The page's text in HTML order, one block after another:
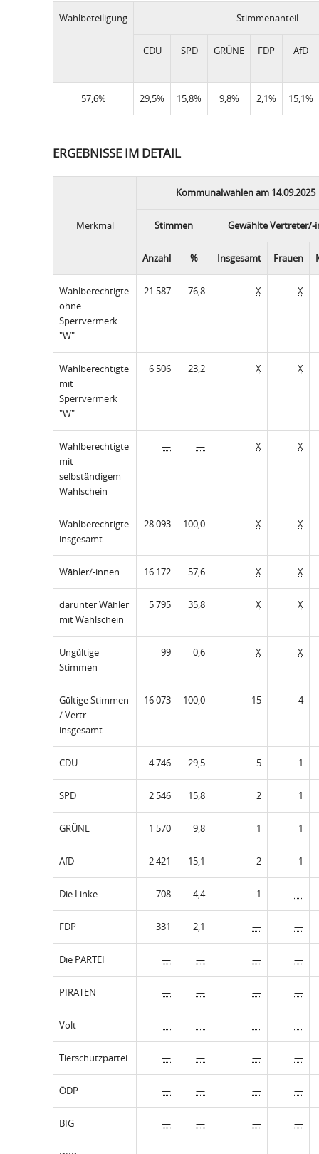
Wahlbeteiligung Stimmenanteil
CDU SPD GRÜNE FDP AfD
57,6% 29,5% 15,8% 9,8% 2,1% 15,1%
ERGEBNISSE IM DETAIL
Merkmal
Kommunalwahlen am 14.09.2025
Stimmen Gewählte Vertreter/-
Anzahl % Insgesamt Frauen
Wahlberechtigte
ohne
Sperrvermerk
"W"
21 587 76,8 X X
Wahlberechtigte
mit
Sperrvermerk
"W"
6 506 23,2 X X
Wahlberechtigte
mit
selbständigem
Wahlschein
— — X X
Wahlberechtigte
insgesamt
28 093 100,0 X X
Wähler/-innen 16 172 57,6 X X
darunter Wähler
mit Wahlschein
5 795 35,8 X X
Ungültige
Stimmen
99 0,6 X X
Gültige Stimmen
/ Vertr.
insgesamt
16 073 100,0 15 4
CDU 4 746 29,5 5 1
SPD 2 546 15,8 2 1
GRÜNE 1 570 9,8 1 1
AfD 2 421 15,1 2 1
Die Linke 708 4,4 1 —
FDP 331 2,1 — —
Die PARTEI — — — —
PIRATEN — — — —
Volt — — — —
Tierschutzpartei — — — —
ÖDP — — — —
BIG — — — —